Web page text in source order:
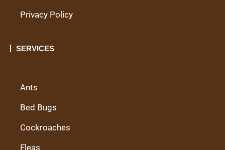
Privacy Policy
SERVICES
Ants
Bed Bugs
Cockroaches
Fleas